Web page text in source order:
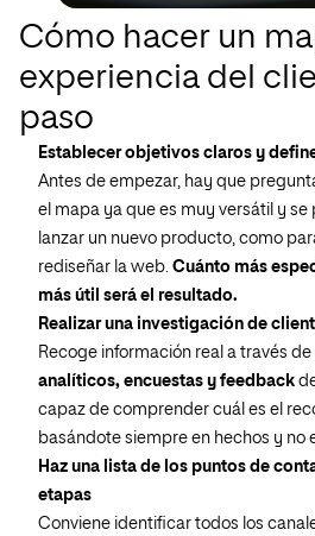
Cómo hacer un
experiencia del
paso
Establecer objetivos claros y
Antes de empezar, hay que
el mapa ya que es muy versátil y
lanzar un nuevo producto, como
rediseñar la web. Cuánto más
más útil será el resultado.
Realizar una investigación de
Recoge información real a través de
analíticos, encuestas y feedback
capaz de comprender cuál es el
basándote siempre en hechos y no
Haz una lista de los puntos de
etapas
Conviene identificar todos los